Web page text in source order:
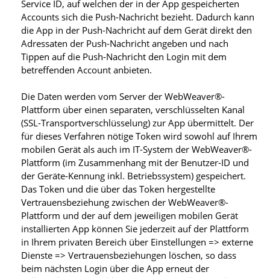
Service ID, auf welchen der in der App gespeicherten
Accounts sich die Push-Nachricht bezieht. Dadurch kann
die App in der Push-Nachricht auf dem Gerät direkt den
Adressaten der Push-Nachricht angeben und nach
Tippen auf die Push-Nachricht den Login mit dem
betreffenden Account anbieten.
Die Daten werden vom Server der WebWeaver®-
Plattform über einen separaten, verschlüsselten Kanal
(SSL-Transportverschlüsselung) zur App übermittelt. Der
für dieses Verfahren nötige Token wird sowohl auf Ihrem
mobilen Gerät als auch im IT-System der WebWeaver®-
Plattform (im Zusammenhang mit der Benutzer-ID und
der Geräte-Kennung inkl. Betriebssystem) gespeichert.
Das Token und die über das Token hergestellte
Vertrauensbeziehung zwischen der WebWeaver®-
Plattform und der auf dem jeweiligen mobilen Gerät
installierten App können Sie jederzeit auf der Plattform
in Ihrem privaten Bereich über Einstellungen => externe
Dienste => Vertrauensbeziehungen löschen, so dass
beim nächsten Login über die App erneut der